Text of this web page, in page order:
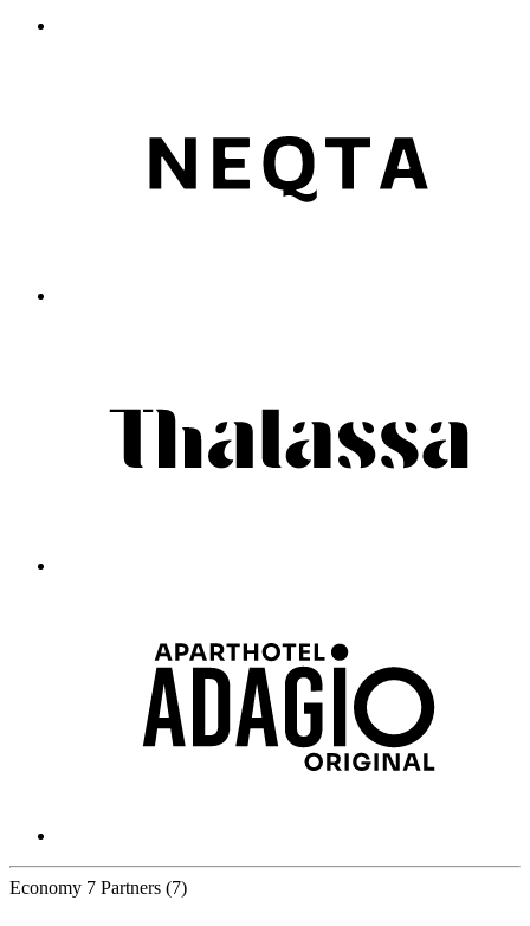
Economy 7 Partners (7)